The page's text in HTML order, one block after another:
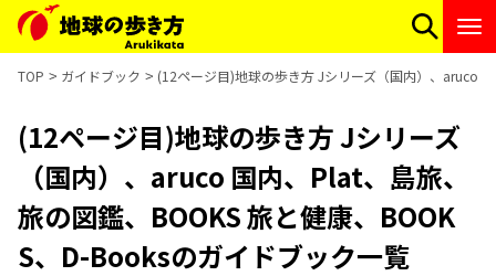
TOP ガイドブック (12ページ目)地球の歩き方 Jシリーズ（国内）、aruco
(12ページ目)地球の歩き方 Jシリーズ
（国内）、aruco 国内、Plat、島旅、
旅の図鑑、BOOKS 旅と健康、BOOK
S、D-Booksのガイドブック一覧